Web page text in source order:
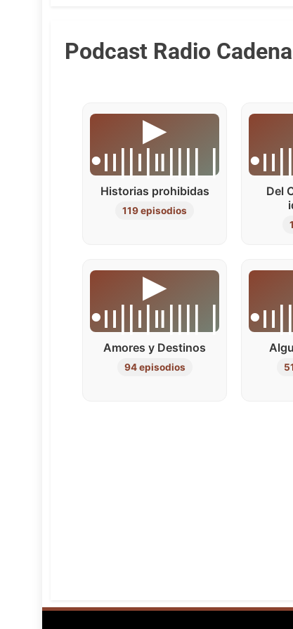
Podcast Radio
▶︎
•၊၊||၊|။|||| |
Historias prohibidas
119 episodios
•၊
Del
▶︎
•၊၊||၊|။|||| |
Amores y Destinos
94 episodios
•၊